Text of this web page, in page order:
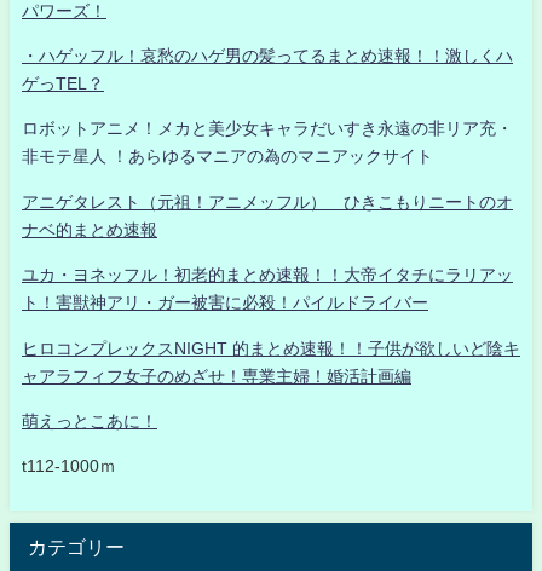
パワーズ！
・ハゲッフル！哀愁のハゲ男の髪ってるまとめ速報！！激しくハ
ゲっTEL？
ロボットアニメ！メカと美少女キャラだいすき永遠の非リア充・
非モテ星人 ！あらゆるマニアの為のマニアックサイト
アニゲタレスト（元祖！アニメッフル） ひきこもりニートのオ
ナベ的まとめ速報
ユカ・ヨネッフル！初老的まとめ速報！！大帝イタチにラリアッ
ト！害獣神アリ・ガー被害に必殺！パイルドライバー
ヒロコンプレックスNIGHT 的まとめ速報！！子供が欲しいど陰キ
ャアラフィフ女子のめざせ！専業主婦！婚活計画編
萌えっとこあに！
t112-1000ｍ
カテゴリー